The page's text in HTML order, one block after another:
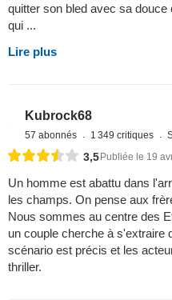
quitter son bled avec sa douce
qui ...
Lire plus
Kubrock68
57 abonnés 1 349 critiques
3,5 Publiée le 19
Un homme est abattu dans
les champs. On pense aux
Nous sommes au centre des
un couple cherche à s'extraire
scénario est précis et les
thriller.